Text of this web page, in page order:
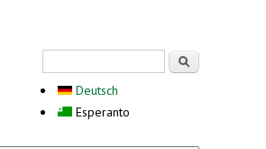
Deutsch
Esperanto